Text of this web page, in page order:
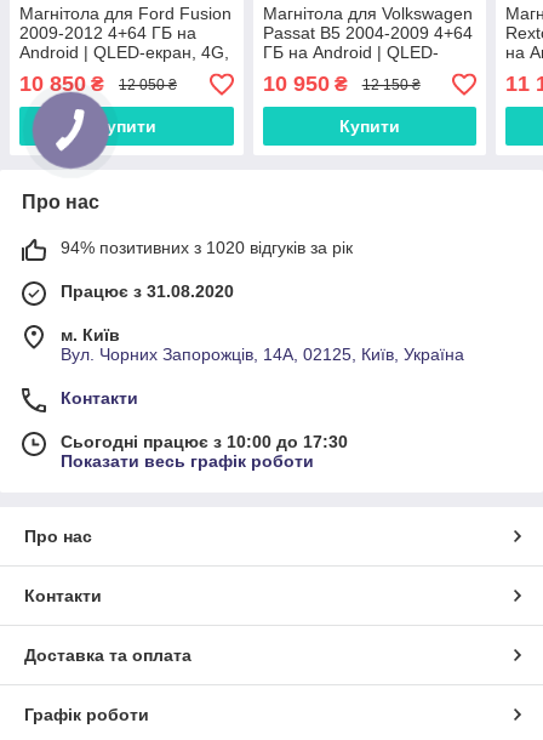
Магнітола для Ford Fusion
2009-2012 4+64 ГБ на
Android | QLED-екран, 4G,
Bluetooth
10 850 ₴ 12 050 ₴
Купити
Магнітола для Volkswagen
Passat B5 2004-2009 4+64
ГБ на Android | QLED-
екран, 4G, Bluetooth
10 950₴ 12 150 ₴
Купити
на
4G,
11
Про нас
94% позитивних з 1020 відгуків за рік
Працює з 31.08.2020
м. Київ
Вул. Чорних Запорожців, 14А, 02125, Київ, Україна
Контакти
Сьогодні працює з 10:00 до 17:30
Показати весь графік роботи
Про нас
Контакти
Доставка та оплата
Графік роботи